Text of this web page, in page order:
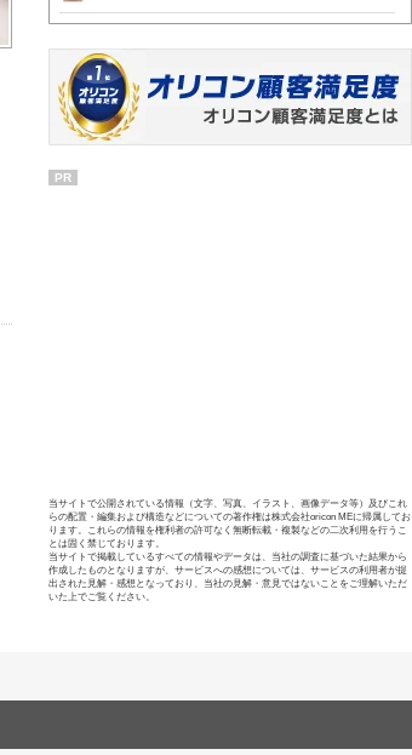
PR
当サイトで公開されている情報（文字、写真、イラスト、画像データ等）及びこれ
らの配置・編集および構造などについての著作権は株式会社oricon MEに帰属してお
ります。これらの情報を権利者の許可なく無断転載・複製などの二次利用を行うこ
とは固く禁じております。
当サイトで掲載しているすべての情報やデータは、当社の調査に基づいた結果から
作成したものとなりますが、サービスへの感想については、サービスの利用者が提
出された見解・感想となっており、当社の見解・意見ではないことをご理解いただ
いた上でご覧ください。